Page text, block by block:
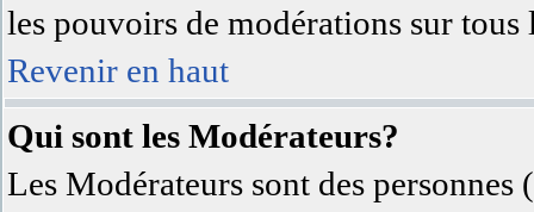
les pouvoirs de modérations sur tous
Revenir en haut
Qui sont les Modérateurs?
Les Modérateurs sont des